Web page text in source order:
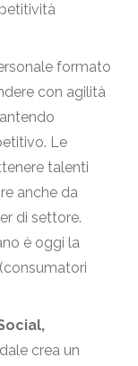
formato
con agilità
Le
talenti
anche da
di settore.
è oggi la
crea un